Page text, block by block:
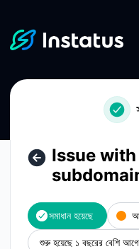
Issue
সমাধান হয়েছে
শুরু হয়েছে ১ বছরের বেশি আগে